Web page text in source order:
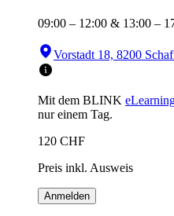
09:00 – 12:00 & 13:00 –
Vorstadt 18, 8200
Mit dem BLINK
nur einem Tag.
120 CHF
Preis inkl. Ausweis
Anmelden